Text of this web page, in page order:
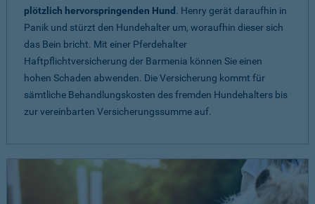
plötzlich hervorspringenden Hund . Henry gerät daraufhin in
Panik und stürzt den Hundehalter um, woraufhin dieser sich
das Bein bricht. Mit einer Pferdehalter
Haftpflichtversicherung der Barmenia können Sie einen
hohen Schaden abwenden. Die Versicherung kommt für
sämtliche Behandlungskosten des fremden Hundehalters bis
zur vereinbarten Versicherungssumme auf.